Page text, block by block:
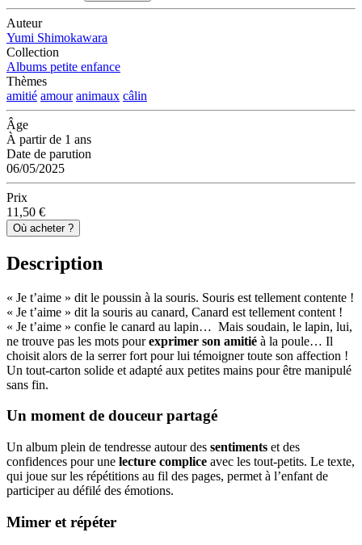
Auteur
Yumi Shimokawara
Collection
Albums petite enfance
Thèmes
amitié amour animaux câlin
Âge
À partir de 1 ans
Date de parution
06/05/2025
Prix
11,50 €
Où acheter ?
Description
« Je t’aime » dit le poussin à la souris. Souris est tellement contente !
« Je t’aime » dit la souris au canard, Canard est tellement content !
« Je t’aime » confie le canard au lapin… Mais soudain, le lapin, lui,
ne trouve pas les mots pourexprimer son amitié à la poule… Il
choisit alors de la serrer fort pour lui témoigner toute son affection !
Un tout-carton solide et adapté aux petites mains pour être manipulé
sans fin.
Un moment de douceur partagé
Un album plein de tendresse autour des sentiments et des
confidences pour une lecture complice avec les tout-petits. Le texte,
qui joue sur les répétitions au fil des pages, permet à l’enfant de
participer au défilé des émotions.
Mimer et répéter